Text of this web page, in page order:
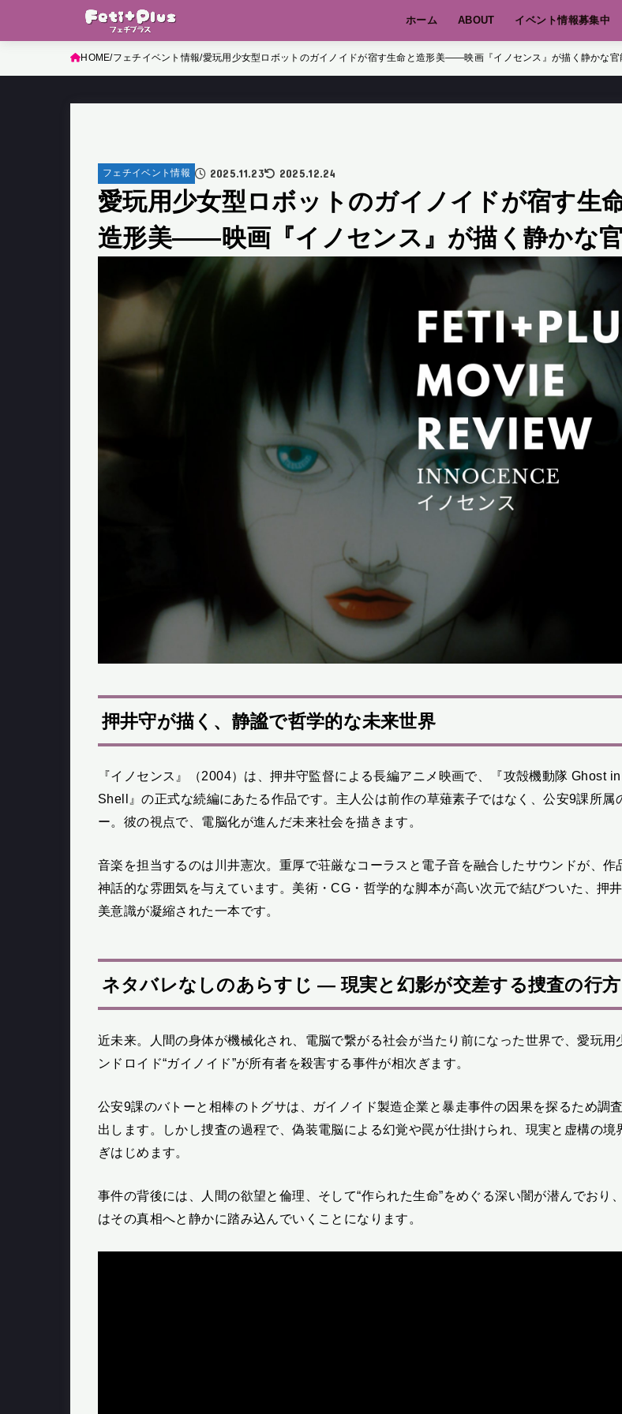
ホーム ABOUT イベント情報募集中
HOME フェチイベント情報 愛玩用少女型ロボットのガイノイドが宿す生命と造形美——映画『イノセンス』が描く静かな官
フェチイベント情報 2025.11.23 2025.12.24
愛玩用少女型ロボットのガイノイドが宿す生
造形美——映画『イノセンス』が描く静かな
押井守が描く、静謐で哲学的な未来世界
『イノセンス』（2004）は、押井守監督による長編アニメ映画で、『攻殻機動隊 Ghost
Shell』の正式な続編にあたる作品です。主人公は前作の草薙素子ではなく、公安9課所属
ー。彼の視点で、電脳化が進んだ未来社会を描きます。
音楽を担当するのは川井憲次。重厚で荘厳なコーラスと電子音を融合したサウンドが、作
神話的な雰囲気を与えています。美術・CG・哲学的な脚本が高い次元で結びついた、押
美意識が凝縮された一本です。
ネタバレなしのあらすじ — 現実と幻影が交差する捜査の行方
近未来。人間の身体が機械化され、電脳で繋がる社会が当たり前になった世界で、愛玩用
ンドロイド“ガイノイド”が所有者を殺害する事件が相次ぎます。
公安9課のバトーと相棒のトグサは、ガイノイド製造企業と暴走事件の因果を探るため調
出します。しかし捜査の過程で、偽装電脳による幻覚や罠が仕掛けられ、現実と虚構の境
ぎはじめます。
事件の背後には、人間の欲望と倫理、そして“作られた生命”をめぐる深い闇が潜んでおり
はその真相へと静かに踏み込んでいくことになります。